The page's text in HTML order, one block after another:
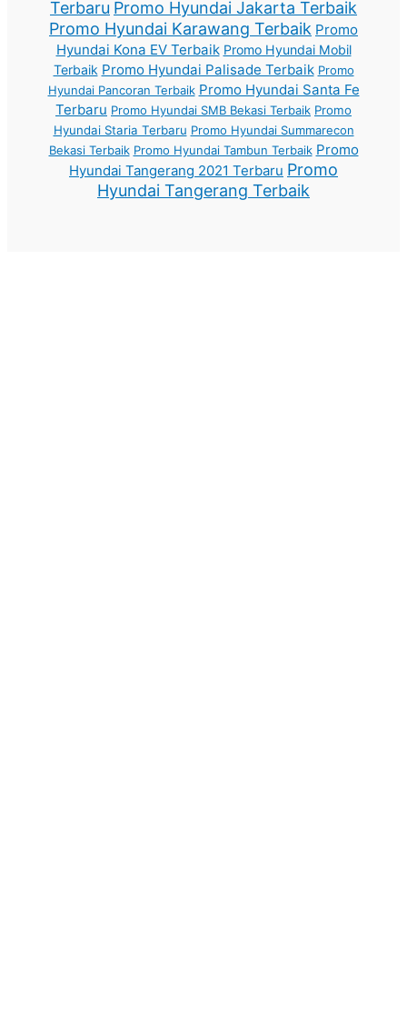
Terbaru Promo Hyundai Jakarta Terbaik
Promo Hyundai Karawang Terbaik Promo
Hyundai Kona EV Terbaik Promo Hyundai Mobil
Terbaik Promo Hyundai Palisade Terbaik Promo
Hyundai Pancoran Terbaik Promo Hyundai Santa Fe
Terbaru Promo Hyundai SMB Bekasi Terbaik Promo
Hyundai Staria Terbaru Promo Hyundai Summarecon
Bekasi Terbaik Promo Hyundai Tambun Terbaik Promo
Hyundai Tangerang 2021 Terbaru Promo
Hyundai Tangerang Terbaik